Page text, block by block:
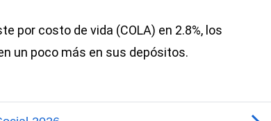
por costo de vida (COLA) en 2.8%, los
un poco más en sus depósitos.